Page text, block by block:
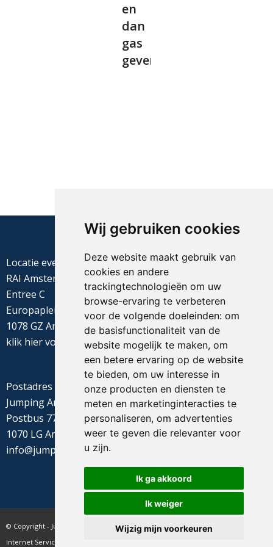
Wij gebruiken cookies
Deze website maakt gebruik van
cookies en andere
trackingtechnologieën om uw
browse-ervaring te verbeteren
voor de volgende doeleinden: om
de basisfunctionaliteit van de
website mogelijk te maken, om
een betere ervaring op de website
te bieden, om uw interesse in
onze producten en diensten te
meten en marketinginteracties te
personaliseren, om advertenties
weer te geven die relevanter voor
u zijn.
Ik ga akkoord
Ik weiger
Wijzig mijn voorkeuren
en
dan
gas
geven”
Locatie evenement
RAI Amsterdam
Entree C
Europaplein 22
1078 GZ Amsterdam
klik hiervoor de routebeschrijving
Postadres
Jumping Amsterdam
Postbus 77655
1070 LG Amsterdam
info@jumpingamsterdam.nl
© Copyright - Jumping Amsterdam - website realisatie CyberNed
Internet Services